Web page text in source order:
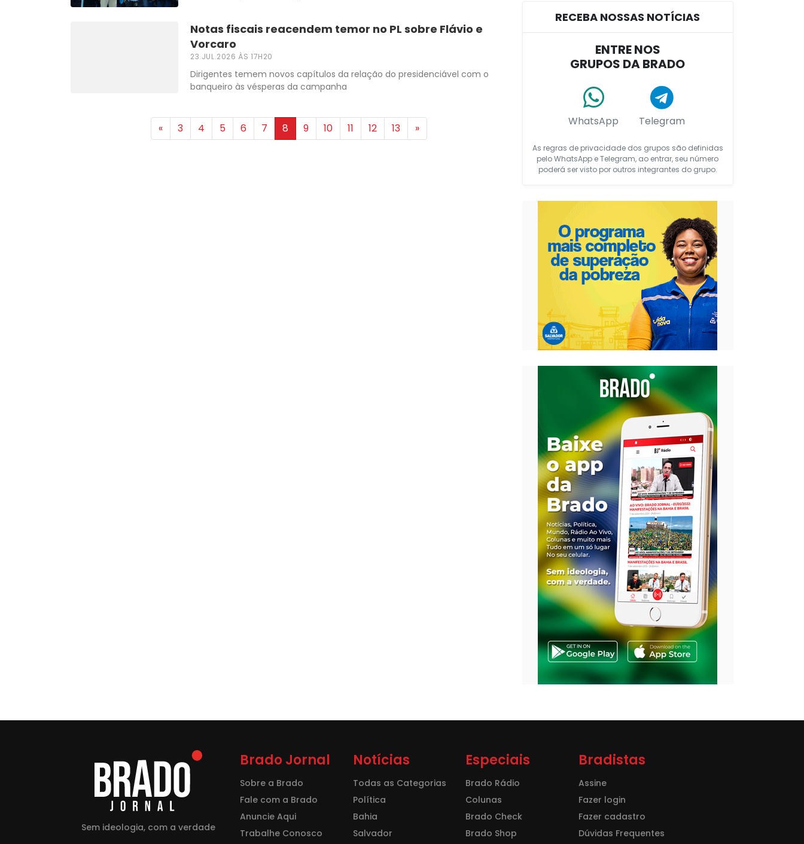
Notas fiscais reacendem temor no PL sobre Flávio e
Vorcaro
23.JUL.2026 ÀS 17H20
Dirigentes temem novos capítulos da relação do presidenciável com o
banqueiro às vésperas da campanha
« 3 4 5 6 7 8 9 10 11 12 13 »
RECEBA NOSSAS NOTÍCIAS
ENTRE NOS
GRUPOS DA BRADO
WhatsApp Telegram
As regras de privacidade dos grupos são definidas
pelo WhatsApp e Telegram, ao entrar, seu número
poderá ser visto por outros integrantes do grupo.
Sem ideologia, com a verdade
Brado Jornal
Sobre a Brado
Fale com a Brado
Anuncie Aqui
Trabalhe Conosco
Notícias
Todas as Categorias
Política
Bahia
Salvador
Especiais
Brado Rádio
Colunas
Brado Check
Brado Shop
Bradistas
Assine
Fazer login
Fazer cadastro
Dúvidas Frequentes